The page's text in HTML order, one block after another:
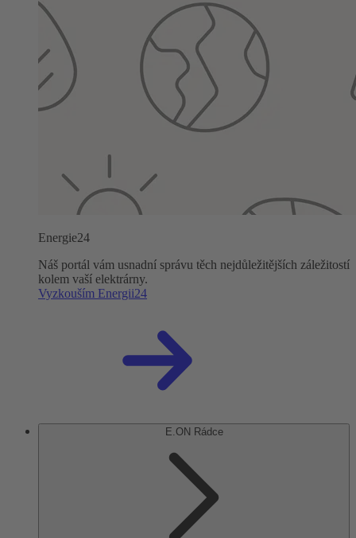
Energie24
Náš portál vám usnadní správu těch nejdůležitějších záležitostí
kolem vaší elektrárny.
Vyzkouším Energii24
E.ON Rádce